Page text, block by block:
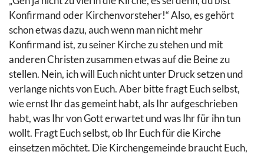
Konfirmand oder Kirchenvorsteher!“ Also, es gehört
schon etwas dazu, auch wenn man nicht mehr
Konfirmand ist, zu seiner Kirche zu stehen und mit
anderen Christen zusammen etwas auf die Beine zu
stellen. Nein, ich will Euch nicht unter Druck setzen und
verlange nichts von Euch. Aber bitte fragt Euch selbst,
wie ernst Ihr das gemeint habt, als Ihr aufgeschrieben
habt, was Ihr von Gott erwartet und was Ihr für ihn tun
wollt. Fragt Euch selbst, ob Ihr Euch für die Kirche
einsetzen möchtet. Die Kirchengemeinde braucht Euch,